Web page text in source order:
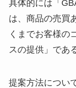
具体的には「
は、商品の売買
くまでお客様の
スの提供」であ
提案方法につい